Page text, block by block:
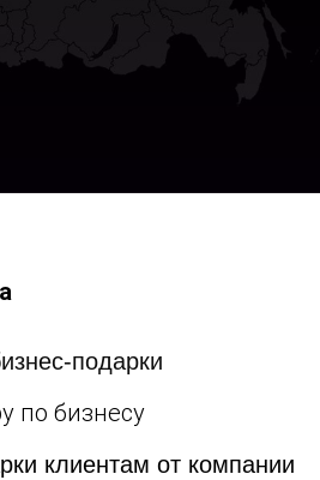
подарки
по бизнесу
клиентам от компании